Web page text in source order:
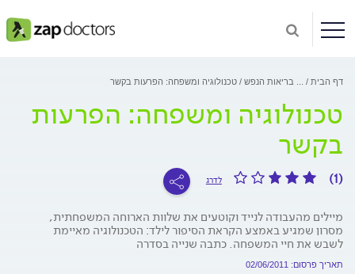
דף הבית בריאות הנפש טכנולוגיה ומשפחה: הפרעות בקשר
טכנולוגיה ומשפחה: הפרעות
בקשר
(1) לדרג
מיילים מהעבודה לנייד וקוטעים את שלוות הארוחה המשפחתית,
מסרון שמגיע באמצע הקראת הסיפור לילד: הטכנולוגיה מאיימת
לשבש את חיי המשפחה. כתבה שנייה בסדרה
תאריך פרסום: 02/06/2011